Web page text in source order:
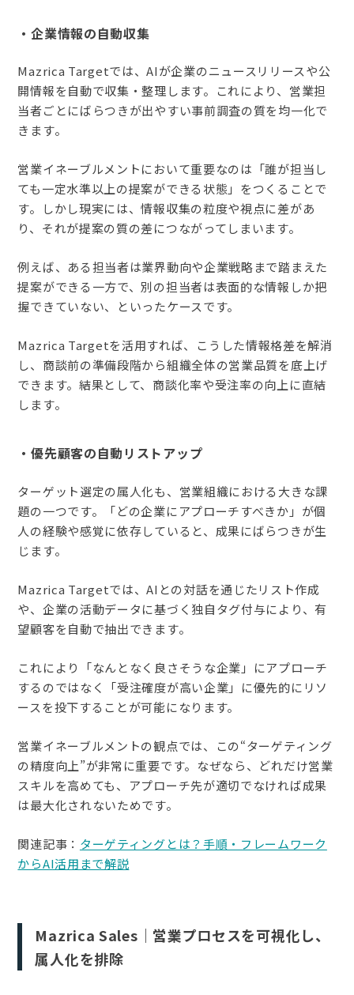
・企業情報の自動収集
Mazrica Targetでは、AIが企業のニュースリリースや公
開情報を自動で収集・整理します。これにより、営業担
当者ごとにばらつきが出やすい事前調査の質を均一化で
きます。
営業イネーブルメントにおいて重要なのは「誰が担当し
ても一定水準以上の提案ができる状態」をつくることで
す。しかし現実には、情報収集の粒度や視点に差があ
り、それが提案の質の差につながってしまいます。
例えば、ある担当者は業界動向や企業戦略まで踏まえた
提案ができる一方で、別の担当者は表面的な情報しか把
握できていない、といったケースです。
Mazrica Targetを活用すれば、こうした情報格差を解消
し、商談前の準備段階から組織全体の営業品質を底上げ
できます。結果として、商談化率や受注率の向上に直結
します。
・優先顧客の自動リストアップ
ターゲット選定の属人化も、営業組織における大きな課
題の一つです。「どの企業にアプローチすべきか」が個
人の経験や感覚に依存していると、成果にばらつきが生
じます。
Mazrica Targetでは、AIとの対話を通じたリスト作成
や、企業の活動データに基づく独自タグ付与により、有
望顧客を自動で抽出できます。
これにより「なんとなく良さそうな企業」にアプローチ
するのではなく「受注確度が高い企業」に優先的にリソ
ースを投下することが可能になります。
営業イネーブルメントの観点では、この“ターゲティング
の精度向上”が非常に重要です。なぜなら、どれだけ営業
スキルを高めても、アプローチ先が適切でなければ成果
は最大化されないためです。
関連記事： ターゲティングとは？手順・フレームワーク
からAI活用まで解説
Mazrica Sales｜営業プロセスを可視化し、
属人化を排除